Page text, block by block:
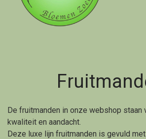
De fruitmanden in onze webshop staan
kwaliteit en aandacht.
Deze luxe lijn fruitmanden is gevuld